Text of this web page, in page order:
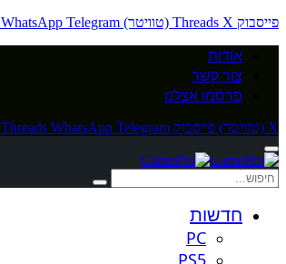
פייסבוק
Threads X (טוויטר) WhatsApp Telegram
אודות
צור קשר
פרסמו אצלנו
X (טוויטר) פייסבוק Threads WhatsApp Telegram
חדשות
PC
PS5